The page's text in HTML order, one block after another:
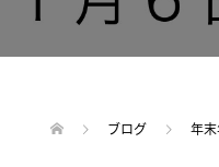
ブログ 年